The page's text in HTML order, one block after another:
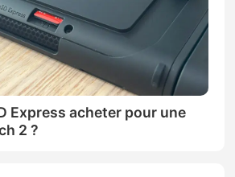
Express acheter pour une
2 ?